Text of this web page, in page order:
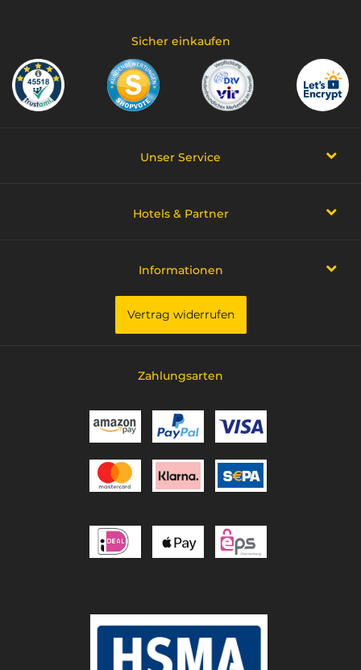
Sicher einkaufen
Unser Service
Hotels & Partner
Informationen
Vertrag widerrufen
Zahlungsarten